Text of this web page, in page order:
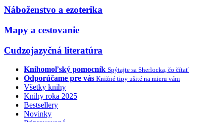
Náboženstvo a ezoterika
Mapy a cestovanie
Cudzojazyčná literatúra
Knihomoľský pomocník Spýtajte sa Sherlocka, čo čítať
Odporúčame pre vás Knižné tipy ušité na mieru vám
Všetky knihy
Knihy roka 2025
Bestsellery
Novinky